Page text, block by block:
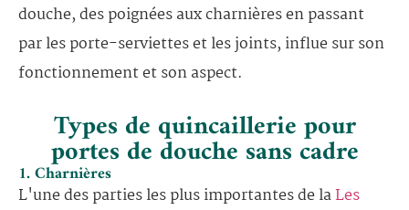
douche, des poignées aux charnières en passant
par les porte-serviettes et les joints, influe sur son
fonctionnement et son aspect.
Types de quincaillerie pour
portes de douche sans cadre
1. Charnières
L'une des parties les plus importantes de laLes